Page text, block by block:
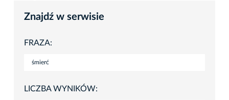
Znajdź w serwisie
FRAZA:
LICZBA WYNIKÓW: